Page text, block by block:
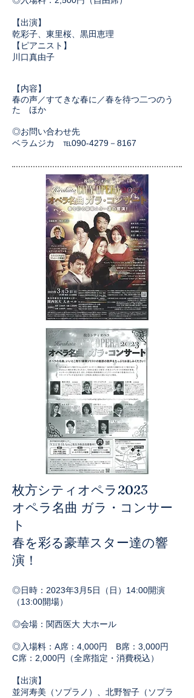
【出演】
乾彩子、東里桜、黒田恵理
【ピアニスト】
川口真由子
【内容】
春の声／すてきな春に／春を待つ二つのう
た ほか
◎お問い合わせ先​
ベラムジカ ℡090-4279－8167
枚方シティオペラ2023
オペラ名曲 ガラ・コンサー
ト
春を彩る豪華スター達の響
演！
◎日時：2023年3 月5日（日）14:00開演
（13:00開場）
◎会場：関西医大 大ホール
◎入場料：A席：4,000円 B席：3,000円
C席：2,000円（全席指定・消費税込）
【出演】
並河寿美（ソプラノ）、北野智子（ソプラ